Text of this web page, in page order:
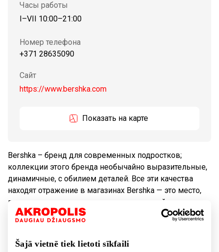
Šajā vietnē tiek lietoti sīkfaili
Часы работы
I–VII 10:00–21:00
Номер телефона
+371 28635090
Сайт
https://www.bershka.com
Показать на карте
Bershka – бренд для современных подростков;
коллекции этого бренда необычайно выразительные,
динамичные, с обилием деталей. Все эти качества
находят отражение в магазинах Bershka — это место,
где мода и музыка сливаются с настоящей жизнью
улицы.
Tовары Одежда